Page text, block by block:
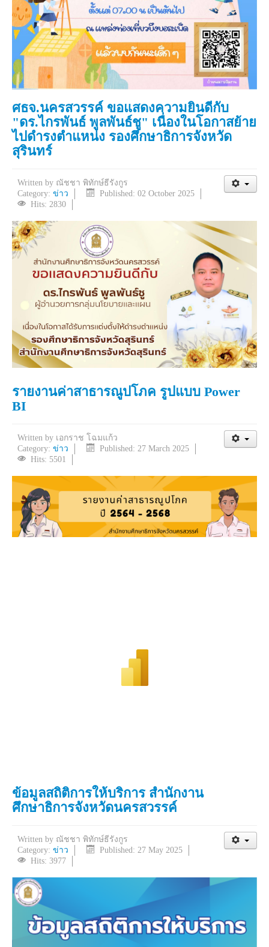
ศธจ.นครสวรรค์ ขอแสดงความยินดีกับ
"ดร.ไกรพันธ์ พูลพันธ์ชู" เนื่องในโอกาสย้าย
ไปดำรงตำแหน่ง รองศึกษาธิการจังหวัด
สุรินทร์
Written by ณัชชา พิทักษ์ธีรังกูร
Category: ข่าว
Published: 02 October 2025
Hits: 2830
รายงานค่าสาธารณูปโภค รูปแบบ Power
BI
Written by เอกราช โฉมแก้ว
Category: ข่าว
Published: 27 March 2025
Hits: 5501
ข้อมูลสถิติการให้บริการ สำนักงาน
ศึกษาธิการจังหวัดนครสวรรค์
Written by ณัชชา พิทักษ์ธีรังกูร
Category: ข่าว
Published: 27 May 2025
Hits: 3977